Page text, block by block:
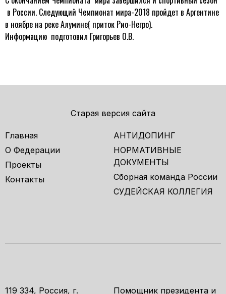
в России. Следующий Чемпионат мира-2018 пройдет в Аргентине
в ноябре на реке Алумине( приток Рио-Негро).
Информацию подготовил Григорьев О.В.
Старая версия сайта
Главная
О Федерации
Проекты
Контакты
АНТИДОПИНГ
НОРМАТИВНЫЕ
ДОКУМЕНТЫ
Сборная команда России
СУДЕЙСКАЯ КОЛЛЕГИЯ
119 334, Россия, г. Помощник президента и